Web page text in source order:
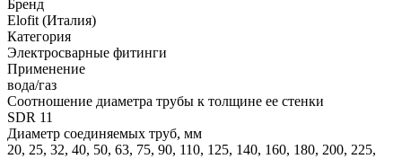
Бренд
Elofit (Италия)
Категория
Электросварные фитинги
Применение
вода/газ
Соотношение диаметра трубы к толщине ее стенки
SDR 11
Диаметр соединяемых труб, мм
20, 25, 32, 40, 50, 63, 75, 90, 110, 125, 140, 160, 180, 200, 225,